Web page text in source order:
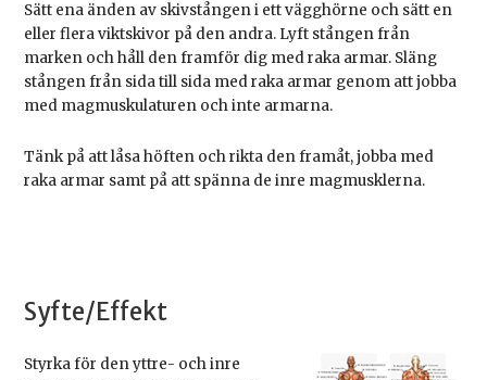
Sätt ena änden av skivstången i ett vägghörne och sätt en
eller flera viktskivor på den andra. Lyft stången från
marken och håll den framför dig med raka armar. Släng
stången från sida till sida med raka armar genom att jobba
med magmuskulaturen och inte armarna.
Tänk på att låsa höften och rikta den framåt, jobba med
raka armar samt på att spänna de inre magmusklerna.
Syfte/Effekt
Styrka för den yttre- och inre